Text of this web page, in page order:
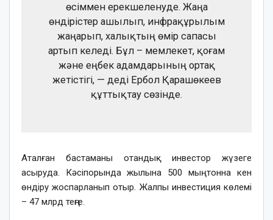
өсіммен ерекшеленуде. Жаңа
өндірістер ашылып, инфрақұрылым
жаңарып, халықтың өмір сапасы
артып келеді. Бұл – мемлекет, қоғам
және еңбек адамдарының ортақ
жетістігі, — деді Ербол Қарашөкеев
құттықтау сөзінде.
Аталған бастаманы отандық инвестор жүзеге
асыруда. Кәсіпорында жылына 500 мың тонна кен
өндіру жоспарланып отыр. Жалпы инвестиция көлемі
– 47 млрд теңге.